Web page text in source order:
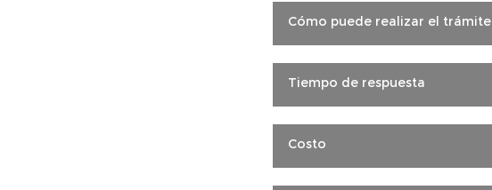
Cómo puede realizar el trámite
Tiempo de respuesta
Costo